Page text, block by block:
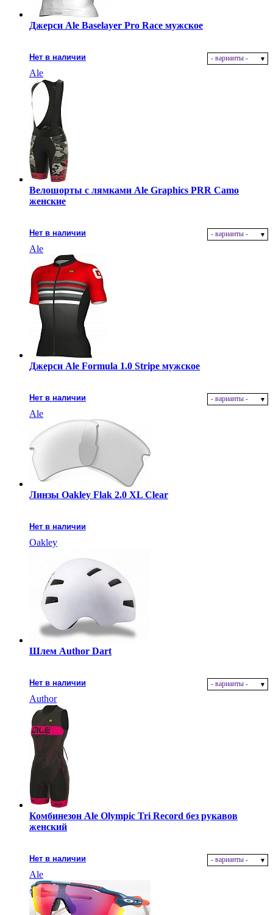
Джерси Ale Baselayer Pro Race мужское
Нет в наличии - варианты -
Ale
Велошорты с лямками Ale Graphics PRR Camo
женские
Нет в наличии - варианты -
Ale
Джерси Ale Formula 1.0 Stripe мужское
Нет в наличии - варианты -
Ale
Линзы Oakley Flak 2.0 XL Clear
Нет в наличии
Oakley
Шлем Author Dart
Нет в наличии - варианты -
Author
Комбинезон Ale Olympic Tri Record без рукавов
женский
Нет в наличии - варианты -
Ale